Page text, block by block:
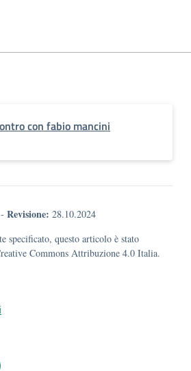
con fabio mancini
- Revisione: 28.10.2024
specificato, questo articolo è stato
Commons Attribuzione 4.0 Italia.